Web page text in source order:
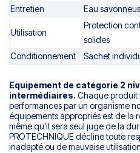
Entretien
Eau
Utilisation
Protection
solides
Conditionnement
Sachet
Equipement de catégorie 2
intermédiaires. Chaque produit
performances par un organisme
équipements appropriés est de la
même qu’il sera seul juge de la
PROTECHNIQUE décline toute
inadapté ou de mauvaise